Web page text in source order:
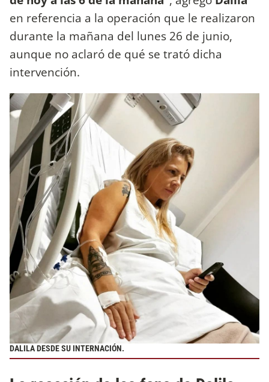
en referencia a la operación que le realizaron
durante la mañana del lunes 26 de junio,
aunque no aclaró de qué se trató dicha
intervención.
DALILA DESDE SU INTERNACIÓN.